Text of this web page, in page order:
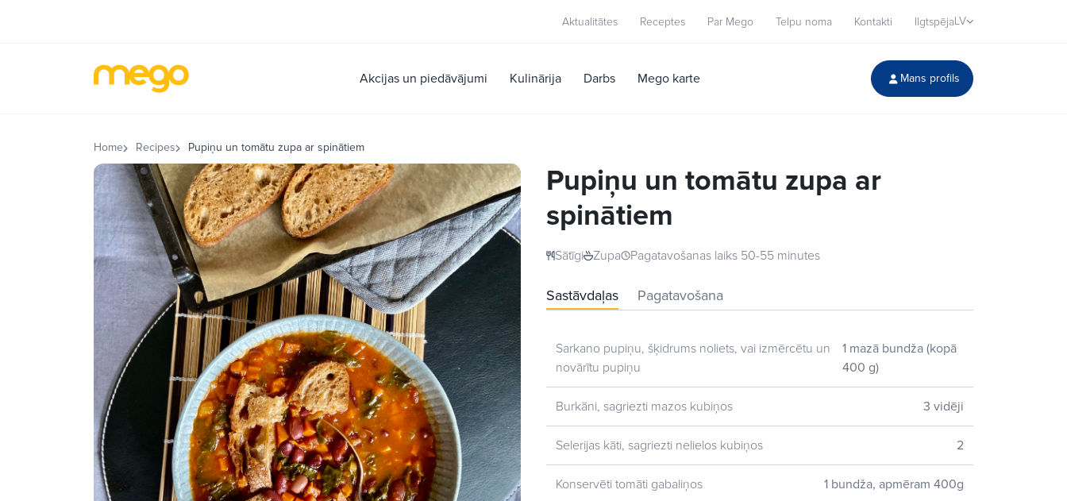
Aktualitātes Receptes Par Mego Telpu noma Kontakti IlgtspējaLV
Akcijas un piedāvājumi Kulinārija Darbs Mego karte Mans profils
Home Recipes Pupiņu un tomātu zupa ar spinātiem
Pupiņu un tomātu zupa ar
spinātiem
Sātīgi Zupa Pagatavošanas laiks 50-55 minutes
Sastāvdaļas Pagatavošana
Sarkano pupiņu, šķidrums noliets, vai izmērcētu un
novārītu pupiņu
1 mazā bundža (kopā
400 g)
Burkāni, sagriezti mazos kubiņos 3 vidēji
Selerijas kāti, sagriezti nelielos kubiņos 2
Konservēti tomāti gabaliņos 1 bundža, apmēram 400g